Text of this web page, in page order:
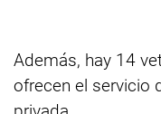
Además, hay 14
ofrecen el servicio